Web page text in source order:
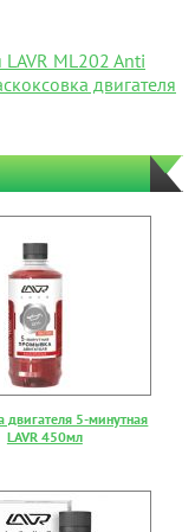
LAVR ML202 Anti
двигателя
двигателя 5-минутная
LAVR 450мл